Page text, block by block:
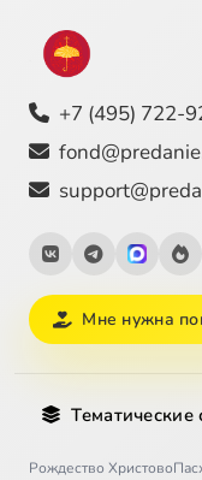
+7 (495) 722-
Мне нужна
Рождество Христово